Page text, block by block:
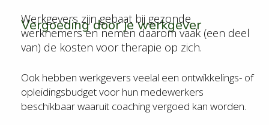
Vergoeding door je werkgever
Werkgevers zijn gebaat bij gezonde
werknemers en nemen daarom vaak (een deel
van) de kosten voor therapie op zich.
Ook hebben werkgevers veelal een ontwikkelings- of
opleidingsbudget voor hun medewerkers
beschikbaar waaruit coaching vergoed kan worden.